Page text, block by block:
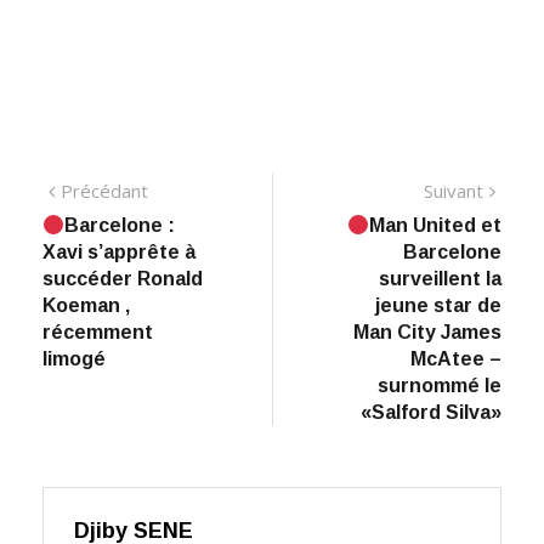
Navigation
de
l’article
PrécédantPrécédant:
Barcelone :
Xavi s’apprête à
succéder Ronald
Koeman ,
récemment
limogé
Suivant
Man United et
Barcelone
surveillent la
jeune star de
Man City James
McAtee –
surnommé le
«Salford Silva»
Djiby SENE